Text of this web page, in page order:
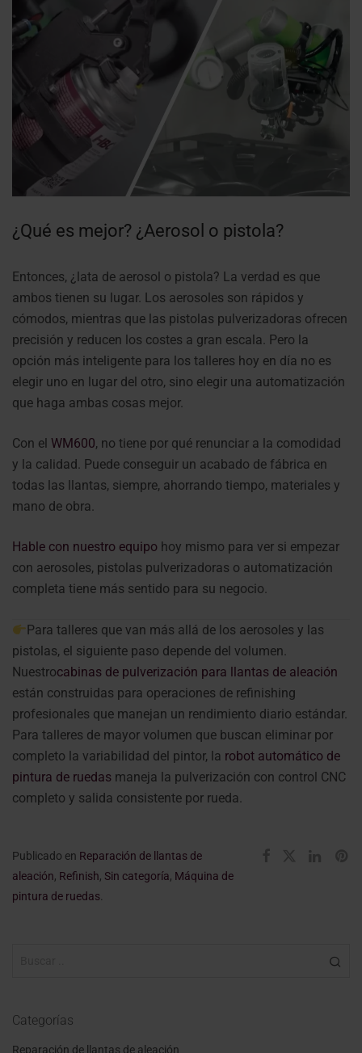
¿Qué es mejor? ¿Aerosol o pistola?
Entonces, ¿lata de aerosol o pistola? La verdad es que
ambos tienen su lugar. Los aerosoles son rápidos y
cómodos, mientras que las pistolas pulverizadoras ofrecen
precisión y reducen los costes a gran escala. Pero la
opción más inteligente para los talleres hoy en día no es
elegir uno en lugar del otro, sino elegir una automatización
que haga ambas cosas mejor.
Con el WM600, no tiene por qué renunciar a la comodidad
y la calidad. Puede conseguir un acabado de fábrica en
todas las llantas, siempre, ahorrando tiempo, materiales y
mano de obra.
Hable con nuestro equipo hoy mismo para ver si empezar
con aerosoles, pistolas pulverizadoras o automatización
completa tiene más sentido para su negocio.
Para talleres que van más allá de los aerosoles y las
pistolas, el siguiente paso depende del volumen.
Nuestrocabinas de pulverización para llantas de aleación
están construidas para operaciones de refinishing
profesionales que manejan un rendimiento diario estándar.
Para talleres de mayor volumen que buscan eliminar por
completo la variabilidad del pintor, la robot automático de
pintura de ruedas maneja la pulverización con control CNC
completo y salida consistente por rueda.
Publicado en Reparación de llantas de
aleación, Refinish, Sin categoría, Máquina de
pintura de ruedas
Categorías
Reparación de llantas de aleación